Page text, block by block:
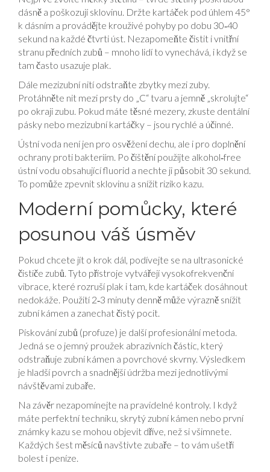
dásně a poškozují sklovinu. Držte kartáček pod úhlem 45°
k dásním a provádějte krouživé pohyby po dobu 30‑40
sekund na každé čtvrti úst. Nezapomeňte čistit i vnitřní
stranu předních zubů – mnoho lidí to vynechává, i když se
tam často usazuje plak.
Dále mezizubní nití odstraňte zbytky mezi zuby.
Protáhněte nit mezi prsty do „C“ tvaru a jemně „skrolujte“
po okraji zubu. Pokud máte těsné mezery, zkuste dentální
pásky nebo mezizubní kartáčky – jsou rychlé a účinné.
Ústní voda není jen pro osvěžení dechu, ale i pro doplnění
ochrany proti bakteriím. Po čištění použijte alkohol‑free
ústní vodu obsahující fluorid a nechte ji působit 30 sekund.
To pomůže zpevnit sklovinu a snížit riziko kazu.
Moderní pomůcky, které
posunou váš úsměv
Pokud chcete jít o krok dál, podívejte se na ultrasonické
čističe zubů. Tyto přístroje vytvářejí vysokofrekvenční
vibrace, které rozruší plak i tam, kde kartáček dosáhnout
nedokáže. Použití 2‑3 minuty denně může výrazně snížit
zubní kámen a zanechat čistý pocit.
Pískování zubů (profuze) je další profesionální metoda.
Jedná se o jemný proužek abrazivních částic, který
odstraňuje zubní kámen a povrchové skvrny. Výsledkem
je hladší povrch a snadnější údržba mezi jednotlivými
návštěvami zubaře.
Na závěr nezapomínejte na pravidelné kontroly. I když
máte perfektní techniku, skrytý zubní kámen nebo první
známky kazu se mohou objevit dříve, než si všimnete.
Každých šest měsíců navštivte zubaře – to vám ušetří
bolest i peníze.